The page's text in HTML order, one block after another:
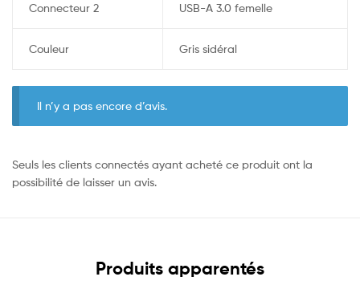
Connecteur 2 USB-A 3.0 femelle
Couleur Gris sidéral
Il n’y a pas encore d’avis.
Seuls les clients connectés ayant acheté ce produit ont la
possibilité de laisser un avis.
Produits apparentés